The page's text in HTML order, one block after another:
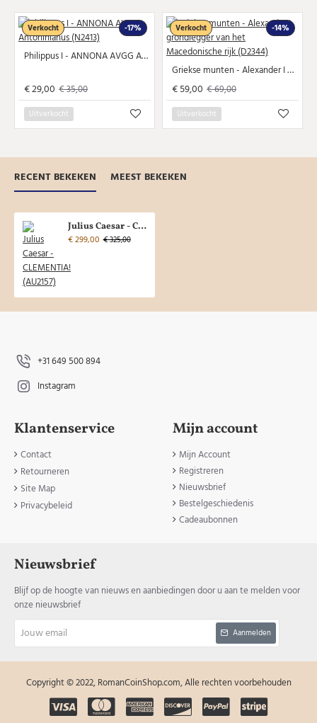
-17%
Verkocht
Philippus I - ANNONA AVGG Antoninianus (N2413)
€ 29,00 € 35,00
Uitverkocht
-14%
Verkocht
Griekse munten - Alexander I grondlegger van het Macedonische rijk (D2344)
€ 59,00 € 69,00
Uitverkocht
RECENT BEKEKEN MEEST BEKEKEN
Julius Caesar - CLEMENTIA! (AU2157)
€ 299,00 € 325,00
+31 649 500 894
Instagram
Klantenservice
Contact
Retourneren
Site Map
Privacybeleid
Mijn account
Mijn Account
Registreren
Nieuwsbrief
Bestelgeschiedenis
Cadeaubonnen
Nieuwsbrief
Blijf op de hoogte van nieuws en aanbiedingen door u aan te melden voor
onze nieuwsbrief
email
Aanmelden
Copyright © 2022, RomanCoinShop.com, Alle rechten voorbehouden